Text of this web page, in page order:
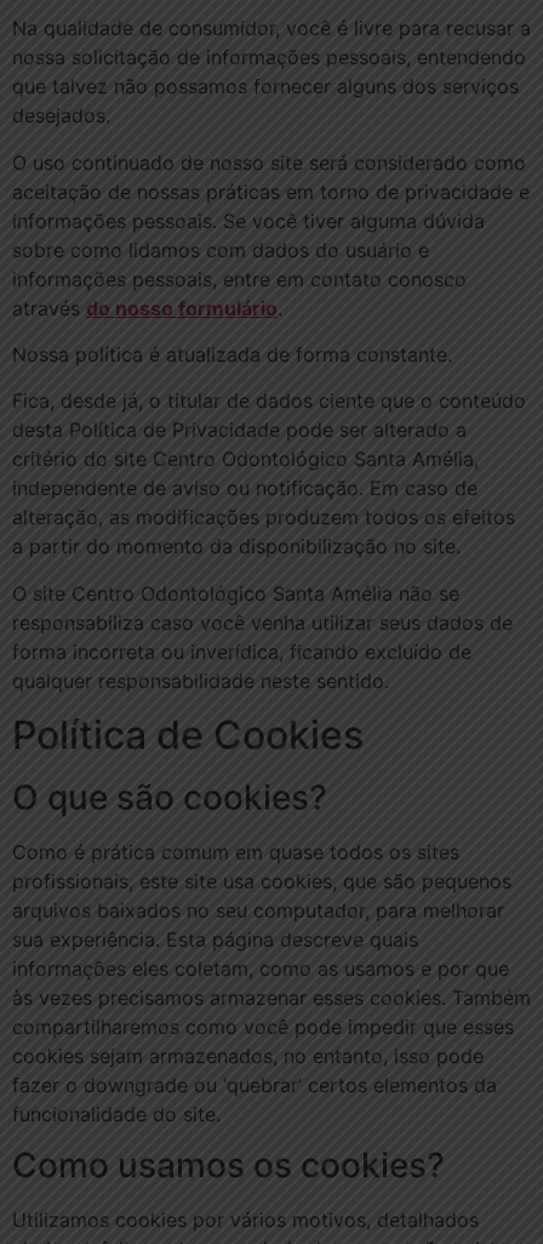
Na qualidade de consumidor, você é livre para recusar a
nossa solicitação de informações pessoais, entendendo
que talvez não possamos fornecer alguns dos serviços
desejados.
O uso continuado de nosso site será considerado como
aceitação de nossas práticas em torno de privacidade e
informações pessoais. Se você tiver alguma dúvida
sobre como lidamos com dados do usuário e
informações pessoais, entre em contato conosco
através do nosso formulário.
Nossa política é atualizada de forma constante.
Fica, desde já, o titular de dados ciente que o conteúdo
desta Política de Privacidade pode ser alterado a
critério do site Centro Odontológico Santa Amélia,
independente de aviso ou notificação. Em caso de
alteração, as modificações produzem todos os efeitos
a partir do momento da disponibilização no site.
O site Centro Odontológico Santa Amélia não se
responsabiliza caso você venha utilizar seus dados de
forma incorreta ou inverídica, ficando excluído de
qualquer responsabilidade neste sentido.
Política de Cookies
O que são cookies?
Como é prática comum em quase todos os sites
profissionais, este site usa cookies, que são pequenos
arquivos baixados no seu computador, para melhorar
sua experiência. Esta página descreve quais
informações eles coletam, como as usamos e por que
às vezes precisamos armazenar esses cookies. Também
compartilharemos como você pode impedir que esses
cookies sejam armazenados, no entanto, isso pode
fazer o downgrade ou ‘quebrar’ certos elementos da
funcionalidade do site.
Como usamos os cookies?
Utilizamos cookies por vários motivos, detalhados